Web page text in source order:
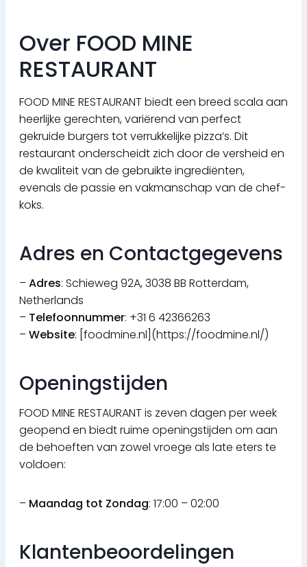
Over FOOD MINE
RESTAURANT
FOOD MINE RESTAURANT biedt een breed scala aan
heerlijke gerechten, variërend van perfect
gekruide burgers tot verrukkelijke pizza’s. Dit
restaurant onderscheidt zich door de versheid en
de kwaliteit van de gebruikte ingrediënten,
evenals de passie en vakmanschap van de chef-
koks.
Adres en Contactgegevens
–Adres: Schieweg 92A, 3038 BB Rotterdam,
Netherlands
– Telefoonnummer: +31 6 42366263
–Website: [foodmine.nl](https://foodmine.nl/)
Openingstijden
FOOD MINE RESTAURANT is zeven dagen per week
geopend en biedt ruime openingstijden om aan
de behoeften van zowel vroege als late eters te
voldoen:
– Maandag tot Zondag: 17:00 – 02:00
Klantenbeoordelingen